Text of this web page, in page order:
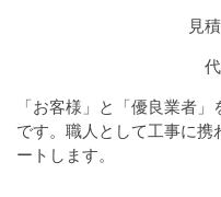
見
「お客様」と「優良業者
です。職人として工事に携
ートします。